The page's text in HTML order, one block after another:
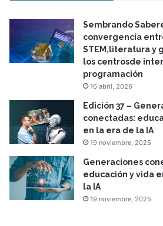
Sembrando
convergencia
STEM,literatura y
los centrosde
programación
16 abril, 2026
Edición 37 –
conectadas:
en la era de la IA
19 noviembre, 2025
Generaciones
educación y vida
la IA
19 noviembre, 2025